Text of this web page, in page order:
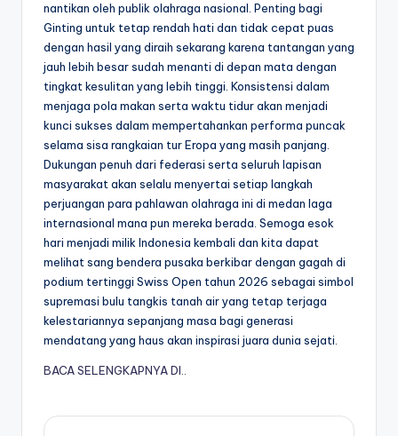
nantikan oleh publik olahraga nasional. Penting bagi
Ginting untuk tetap rendah hati dan tidak cepat puas
dengan hasil yang diraih sekarang karena tantangan yang
jauh lebih besar sudah menanti di depan mata dengan
tingkat kesulitan yang lebih tinggi. Konsistensi dalam
menjaga pola makan serta waktu tidur akan menjadi
kunci sukses dalam mempertahankan performa puncak
selama sisa rangkaian tur Eropa yang masih panjang.
Dukungan penuh dari federasi serta seluruh lapisan
masyarakat akan selalu menyertai setiap langkah
perjuangan para pahlawan olahraga ini di medan laga
internasional mana pun mereka berada. Semoga esok
hari menjadi milik Indonesia kembali dan kita dapat
melihat sang bendera pusaka berkibar dengan gagah di
podium tertinggi Swiss Open tahun 2026 sebagai simbol
supremasi bulu tangkis tanah air yang tetap terjaga
kelestariannya sepanjang masa bagi generasi
mendatang yang haus akan inspirasi juara dunia sejati.
BACA SELENGKAPNYA DI..